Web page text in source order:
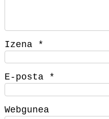
Izena *
E-posta *
Webgunea